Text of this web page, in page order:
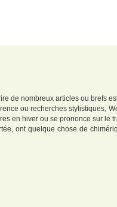
de nombreux articles ou brefs
ou recherches stylistiques,
en hiver ou se prononce sur
ont quelque chose de